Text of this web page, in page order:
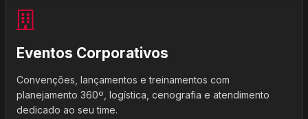
Eventos Corporativos
Convenções, lançamentos e treinamentos com
planejamento 360º, logística, cenografia e atendimento
dedicado ao seu time.